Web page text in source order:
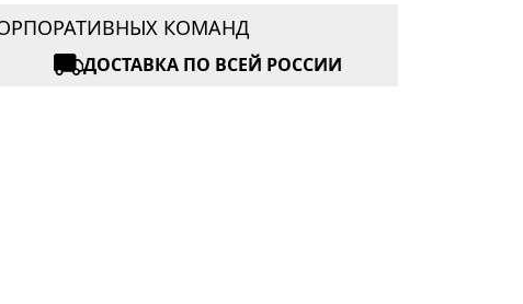
КОМАНД
ДОСТАВКА ПО ВСЕЙ РОССИИ